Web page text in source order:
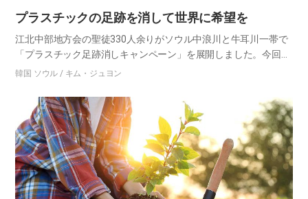
プラスチックの足跡を消して世界に希望を
江北中部地方会の聖徒330人余りがソウル中浪川と牛耳川一帯で
「プラスチック足跡消しキャンペーン」を展開しました。今回の
ボランティアは神様の教会設立60周年を記念して地球村に希望を
辺に…
韓国 ソウル / キム・ジュヨン